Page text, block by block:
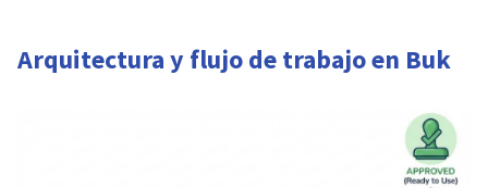
Arquitectura y flujo de trabajo en Buk